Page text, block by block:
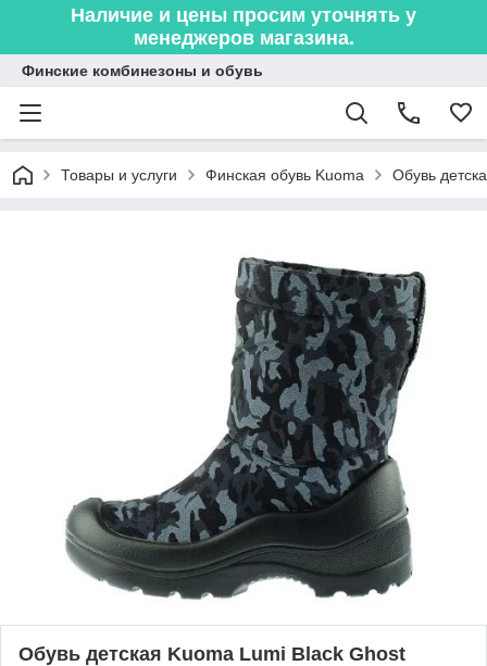
Наличие и цены просим уточнять у
менеджеров магазина.
Финские комбинезоны и обувь
Товары и услуги Финская обувь Kuoma Обувь
Обувь детская Kuoma Lumi Black Ghost